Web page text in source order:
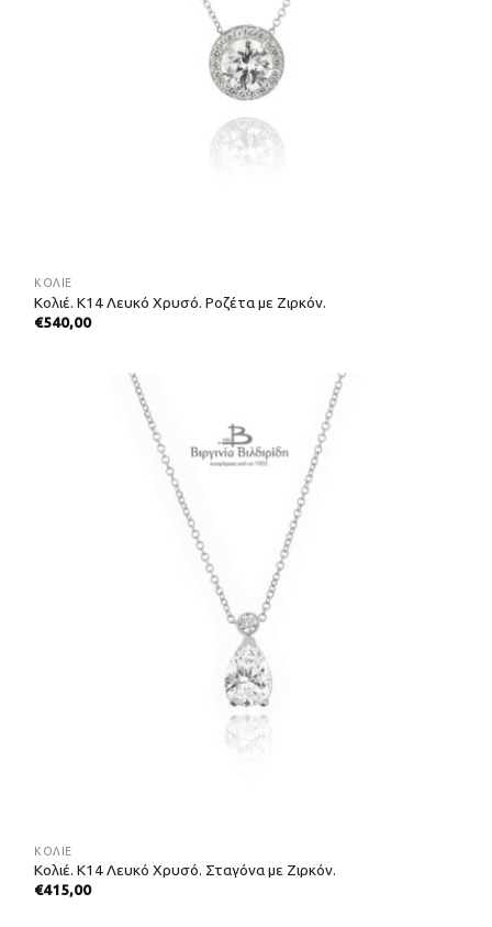
ΚΟΛΙΈ
Κολιέ. Κ14 Λευκό Χρυσό. Ροζέτα με Ζιρκόν.
€540,00
ΚΟΛΙΈ
Κολιέ. Κ14 Λευκό Χρυσό. Σταγόνα με Ζιρκόν.
€415,00